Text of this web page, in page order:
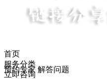
首页
服务分类
立即咨询
预约专家 解答问题